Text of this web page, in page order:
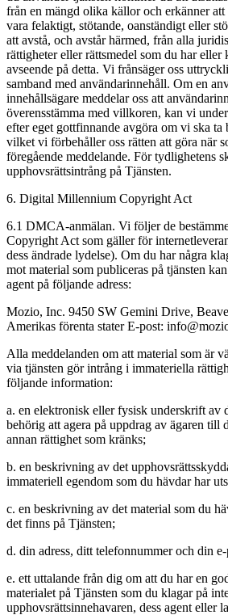
från en mängd olika källor och erkänner
vara felaktigt, stötande, oanständigt eller
att avstå, och avstår härmed, från alla
rättigheter eller rättsmedel som du har
avseende på detta. Vi frånsäger oss
samband med användarinnehåll. Om en
innehållsägare meddelar oss att
överensstämma med villkoren, kan vi
efter eget gottfinnande avgöra om vi ska ta
vilket vi förbehåller oss rätten att göra när
föregående meddelande. För tydlighetens
upphovsrättsintrång på Tjänsten.
6. Digital Millennium Copyright Act
6.1 DMCA-anmälan. Vi följer de
Copyright Act som gäller för
dess ändrade lydelse). Om du har några
mot material som publiceras på tjänsten
agent på följande adress:
Mozio, Inc. 9450 SW Gemini Drive,
Amerikas förenta stater E-post:
Alla meddelanden om att material som är
via tjänsten gör intrång i immateriella
följande information:
a. en elektronisk eller fysisk underskrift av
behörig att agera på uppdrag av ägaren till
annan rättighet som kränks;
b. en beskrivning av det
immateriell egendom som du hävdar har
c. en beskrivning av det material som du
det finns på Tjänsten;
d. din adress, ditt telefonnummer och din e-
e. ett uttalande från dig om att du har en
materialet på Tjänsten som du klagar på
upphovsrättsinnehavaren, dess agent eller